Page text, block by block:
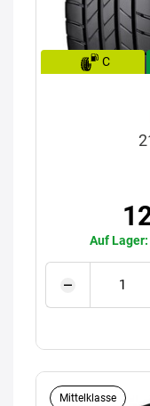
C
Auf
Mittelklasse